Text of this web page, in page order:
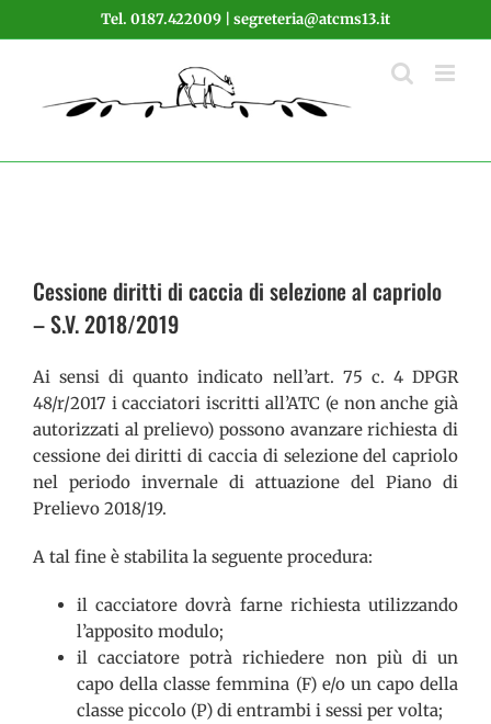
al
Tel. 0187.422009 | segreteria@atcms13.it
Cessione diritti di caccia di selezione al capriolo
– S.V. 2018/2019
Ai sensi di quanto indicato nell’art. 75 c. 4 DPGR
48/r/2017 i cacciatori iscritti all’ATC (e non anche già
autorizzati al prelievo) possono avanzare richiesta di
cessione dei diritti di caccia di selezione del capriolo
nel periodo invernale di attuazione del Piano di
Prelievo 2018/19.
A tal fine è stabilita la seguente procedura:
il cacciatore dovrà farne richiesta utilizzando
l’apposito modulo;
il cacciatore potrà richiedere non più di un
capo della classe femmina (F) e/o un capo della
classe piccolo (P) di entrambi i sessi per volta;